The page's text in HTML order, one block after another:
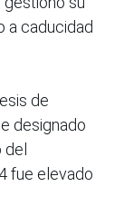
a caducidad
de
designado
fue elevado